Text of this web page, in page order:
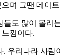
며 그땐 데이
도 많이 몰
낌이다.
리나라 사